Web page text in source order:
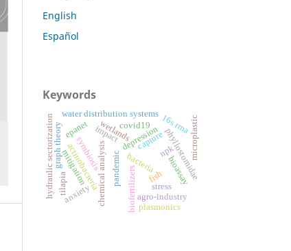
English
Español
Keywords
chemical analysis
actinobacteria bacteria
biofertilizers bioassay
npk
phyllostomidae
depression
anxiety stress
pandemic
covid19 microplastic
agro-industry
impact
mitigationsymbiosis
16s rrna
water distribution systems
graph theory
hydraulic sectorization epanet
fish
wetlandscapture
plasmonics
tilapia